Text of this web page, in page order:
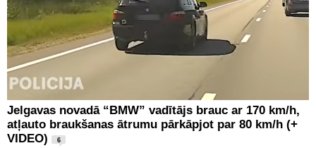
Jelgavas novadā “BMW” vadītājs brauc ar 170 km/h,
atļauto braukšanas ātrumu pārkāpjot par 80 km/h (+
VIDEO)
6